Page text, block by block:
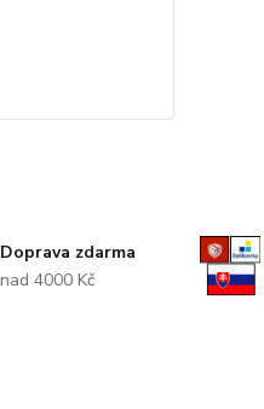
Doprava zdarma
nad 4000 Kč